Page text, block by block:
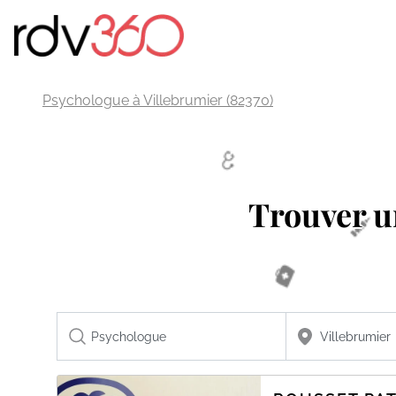
Psychologue à Villebrumier (82370)
Trouver